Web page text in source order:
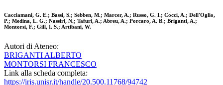
Cacciamani, G. E.; Bassi, S.; Sebben, M.; Marcer, A.; Russo, G. I.; Cocci, A.; Dell'Oglio,
P.; Medina, L. G.; Nassiri, N.; Tafuri, A.; Abreu, A.; Porcaro, A. B.; Briganti, A.;
Montorsi, F.; Gill, I. S.; Artibani, W.
Autori di Ateneo:
BRIGANTI ALBERTO
MONTORSI FRANCESCO
Link alla scheda completa:
https://iris.unisr.it/handle/20.500.11768/94742